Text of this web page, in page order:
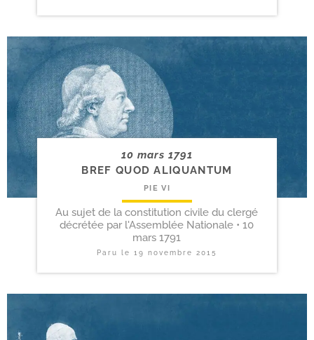
10 mars 1791
BREF QUOD ALIQUANTUM
PIE VI
Au sujet de la constitution civile du clergé
décrétée par l'Assemblée Nationale • 10
mars 1791
Paru le19 novembre 2015